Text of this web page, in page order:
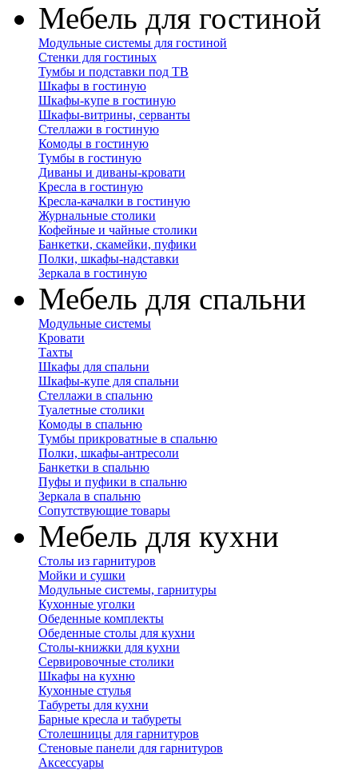
Мебель для гостиной
Модульные системы для гостиной
Стенки для гостиных
Тумбы и подставки под ТВ
Шкафы в гостиную
Шкафы-купе в гостиную
Шкафы-витрины, серванты
Стеллажи в гостиную
Комоды в гостиную
Тумбы в гостиную
Диваны и диваны-кровати
Кресла в гостиную
Кресла-качалки в гостиную
Журнальные столики
Кофейные и чайные столики
Банкетки, скамейки, пуфики
Полки, шкафы-надставки
Зеркала в гостиную
Мебель для спальни
Модульные системы
Кровати
Тахты
Шкафы для спальни
Шкафы-купе для спальни
Стеллажи в спальню
Туалетные столики
Комоды в спальню
Тумбы прикроватные в спальню
Полки, шкафы-антресоли
Банкетки в спальню
Пуфы и пуфики в спальню
Зеркала в спальню
Сопутствующие товары
Мебель для кухни
Столы из гарнитуров
Мойки и сушки
Модульные системы, гарнитуры
Кухонные уголки
Обеденные комплекты
Обеденные столы для кухни
Столы-книжки для кухни
Сервировочные столики
Шкафы на кухню
Кухонные стулья
Табуреты для кухни
Барные кресла и табуреты
Столешницы для гарнитуров
Стеновые панели для гарнитуров
Аксессуары